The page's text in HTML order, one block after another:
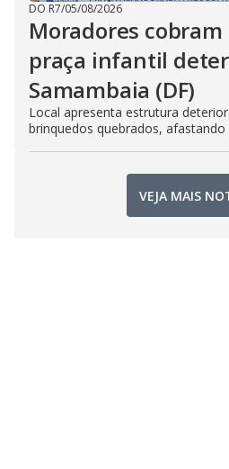
DO R7/05/08/2026
Moradores
praça infantil
Samambaia (DF)
Local apresenta estrutura
brinquedos quebrados,
VEJA MAIS